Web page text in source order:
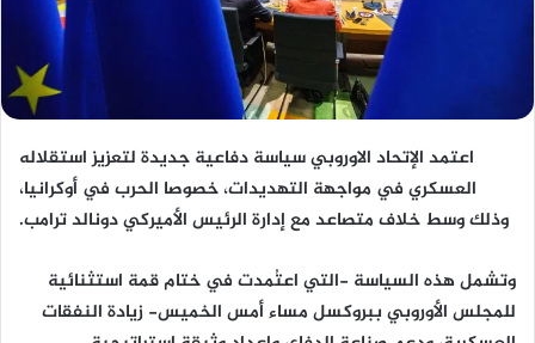
اعتمد الإتحاد الاوروبي سياسة دفاعية جديدة لتعزيز استقلاله
العسكري في مواجهة التهديدات، خصوصا الحرب في أوكرانيا،
وذلك وسط خلاف متصاعد مع إدارة الرئيس الأميركي دونالد ترامب.
وتشمل هذه السياسة -التي اعتُمدت في ختام قمة استثنائية
للمجلس الأوروبي ببروكسل مساء أمس الخميس- زيادة النفقات